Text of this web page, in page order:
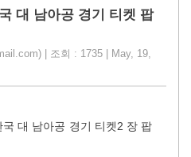
대 남아공 경기 티켓 팝
| 조회 : 1735 | May, 19,
대 남아공 경기 티켓2 장 팝